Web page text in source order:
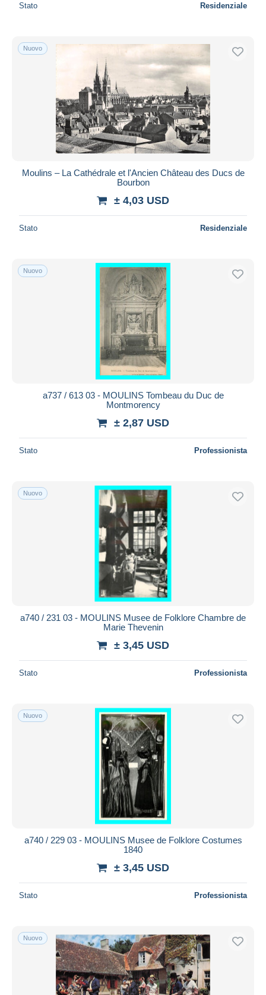
Stato Residenziale
Nuovo
Moulins – La Cathédrale et l'Ancien Château des Ducs de
Bourbon
± 4,03 USD
Stato Residenziale
Nuovo
a737 / 613 03 - MOULINS Tombeau du Duc de
Montmorency
± 2,87 USD
Stato Professionista
Nuovo
a740 / 231 03 - MOULINS Musee de Folklore Chambre de
Marie Thevenin
± 3,45 USD
Stato Professionista
Nuovo
a740 / 229 03 - MOULINS Musee de Folklore Costumes
1840
± 3,45 USD
Stato Professionista
Nuovo